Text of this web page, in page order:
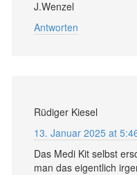
J.Wenzel
Antworten
Rüdiger Kiesel
13. Januar 2025 at
Das Medi Kit selbst
man das eigentlich